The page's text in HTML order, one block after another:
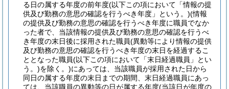
る日の属する年度の前年度(以下この項において「情報の提
供及び勤務の意思の確認を行うべき年度」という。)(情報
の提供及び勤務の意思の確認を行うべき年度に職員でなか
った者で、当該情報の提供及び勤務の意思の確認を行うべ
き年度の末日後に採用された職員(異動等により情報の提供
及び勤務の意思の確認を行うべき年度の末日を経過するこ
ととなった職員(以下この項において「末日経過職員」とい
う。)を除く。)にあっては、当該職員が採用された日から
同日の属する年度の末日までの期間、末日経過職員にあっ
ては、当該職員の異動等の日が属する年度(当該日が年度の